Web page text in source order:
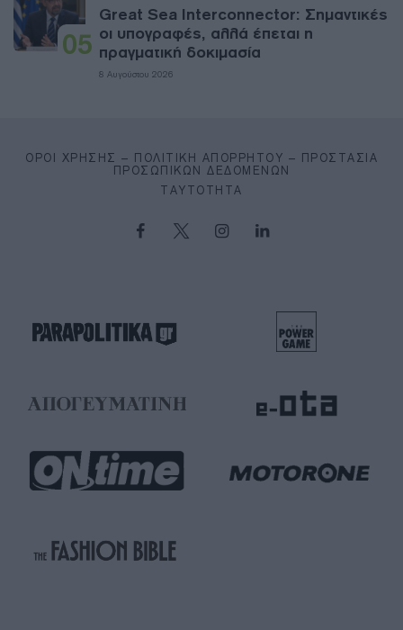
05
Great Sea Interconnector: Σημαντικές
οι υπογραφές, αλλά έπεται η
πραγματική δοκιμασία
8 Αυγούστου 2026
ΌΡΟΙ ΧΡΉΣΗΣ – ΠΟΛΙΤΙΚΉ ΑΠΟΡΡΉΤΟΥ – ΠΡΟΣΤΑΣΊΑ
ΠΡΟΣΩΠΙΚΏΝ ΔΕΔΟΜΈΝΩΝ
ΤΑΥΤΌΤΗΤΑ